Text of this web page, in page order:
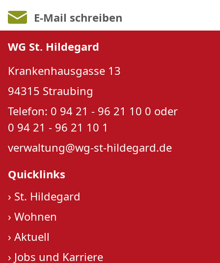
E-Mail schreiben
WG St. Hildegard
Krankenhausgasse 13
94315 Straubing
Telefon: 0 94 21 - 96 21 10 0 oder
0 94 21 - 96 21 10 1
verwaltung@wg-st-hildegard.de
Quicklinks
› St. Hildegard
› Wohnen
› Aktuell
› Jobs und Karriere